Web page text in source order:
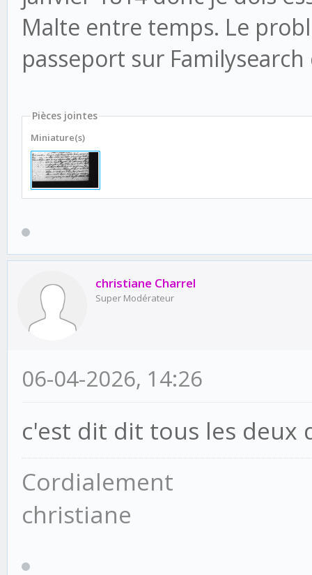
Malte entre temps. Le
passeport sur
Pièces jointes
Miniature(s)
christiane Charrel
Super Modérateur
06-04-2026, 14:26
c'est dit dit tous les deux
Cordialement
christiane